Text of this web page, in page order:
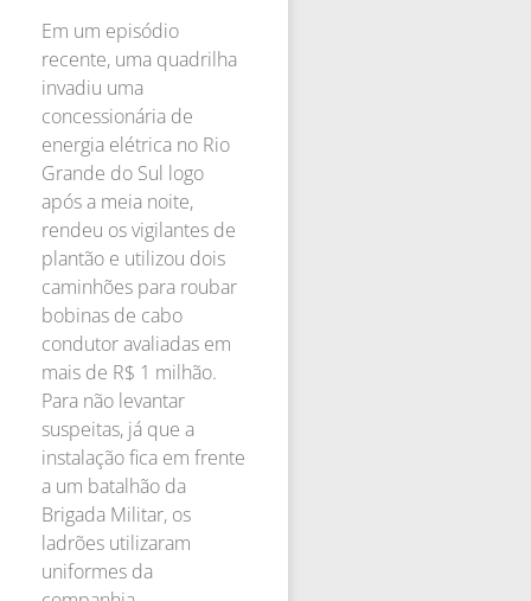
Em um episódio
recente, uma quadrilha
invadiu uma
concessionária de
energia elétrica no Rio
Grande do Sul logo
após a meia noite,
rendeu os vigilantes de
plantão e utilizou dois
caminhões para roubar
bobinas de cabo
condutor avaliadas em
mais de R$ 1 milhão.
Para não levantar
suspeitas, já que a
instalação fica em frente
a um batalhão da
Brigada Militar, os
ladrões utilizaram
uniformes da